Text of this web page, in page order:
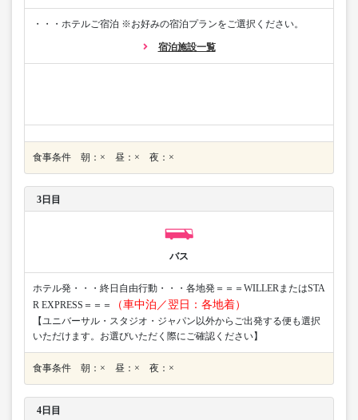
・・・ホテルご宿泊 ※お好みの宿泊プランをご選択ください。
宿泊施設一覧
食事条件 朝：× 昼：× 夜：×
3日目
バス
ホテル発・・・終日自由行動・・・各地発＝＝＝WILLERまたはSTA
R EXPRESS＝＝＝
（車中泊／翌日：各地着）
【ユニバーサル・スタジオ・ジャパン以外からご出発する便も選択
いただけます。お選びいただく際にご確認ください】
食事条件 朝：× 昼：× 夜：×
4日目